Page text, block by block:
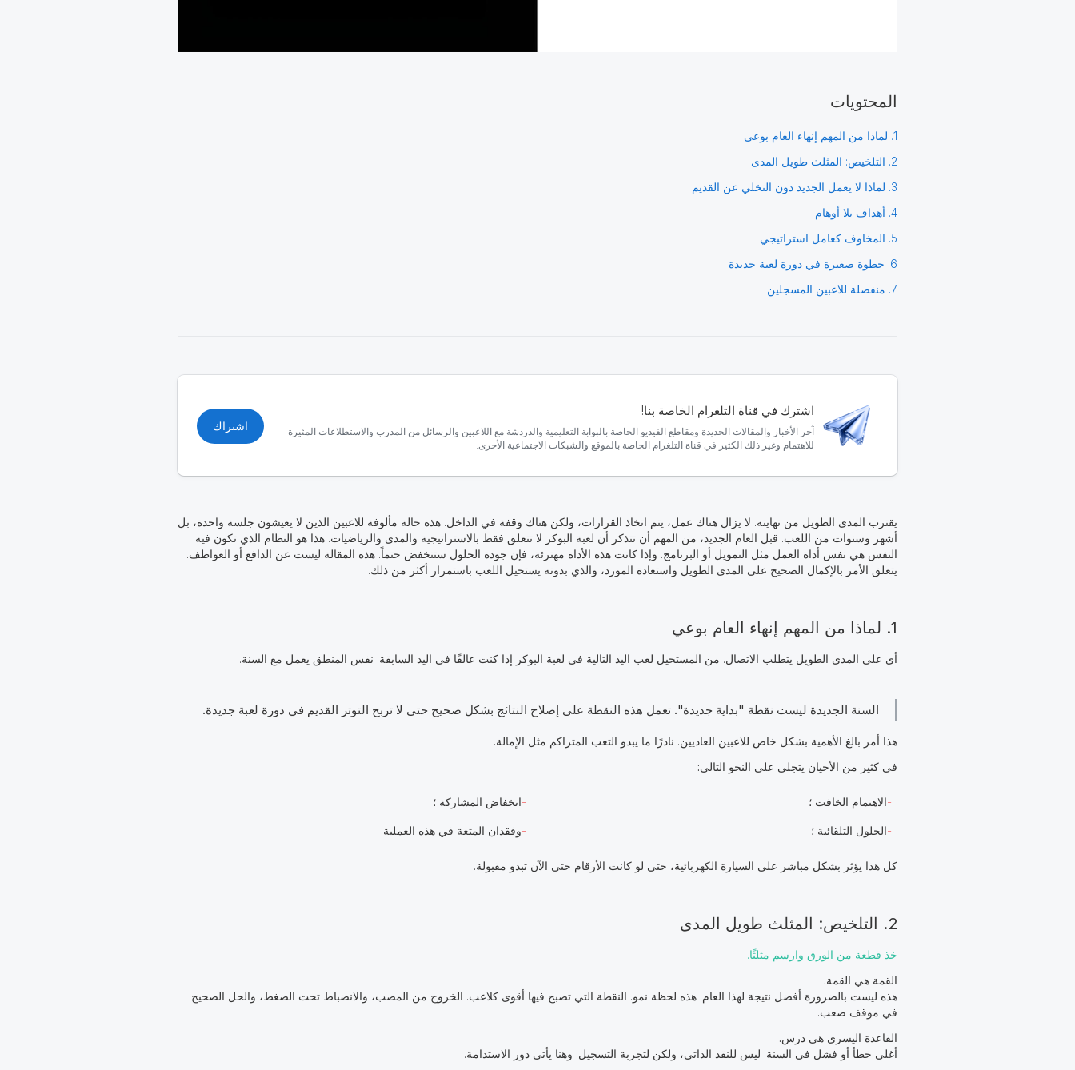
المحتويات
1. لماذا من المهم إنهاء العام بوعي
2. التلخيص: المثلث طويل المدى
3. لماذا لا يعمل الجديد دون التخلي عن القديم
4. أهداف بلا أوهام
5. المخاوف كعامل استراتيجي
6. خطوة صغيرة في دورة لعبة جديدة
7. منفصلة للاعبين المسجلين
اشترك في قناة التلغرام الخاصة بنا!
آخر الأخبار والمقالات الجديدة ومقاطع الفيديو الخاصة بالبوابة التعليمية والدردشة مع اللاعبين والرسائل من المدرب والاستطلاعات المثيرة
للاهتمام وغير ذلك الكثير في قناة التلغرام الخاصة بالموقع والشبكات الاجتماعية الأخرى.
اشتراك
يقترب المدى الطويل من نهايته. لا يزال هناك عمل، يتم اتخاذ القرارات، ولكن هناك وقفة في الداخل. هذه حالة مألوفة للاعبين الذين لا يعيشون جلسة واحدة، بل
أشهر وسنوات من اللعب. قبل العام الجديد، من المهم أن تتذكر أن لعبة البوكر لا تتعلق فقط بالاستراتيجية والمدى والرياضيات. هذا هو النظام الذي تكون فيه
النفس هي نفس أداة العمل مثل التمويل أو البرنامج. وإذا كانت هذه الأداة مهترئة، فإن جودة الحلول ستنخفض حتماً. هذه المقالة ليست عن الدافع أو العواطف.
يتعلق الأمر بالإكمال الصحيح على المدى الطويل واستعادة المورد، والذي بدونه يستحيل اللعب باستمرار أكثر من ذلك.
1. لماذا من المهم إنهاء العام بوعي
أي على المدى الطويل يتطلب الاتصال. من المستحيل لعب اليد التالية في لعبة البوكر إذا كنت عالقًا في اليد السابقة. نفس المنطق يعمل مع السنة.
السنة الجديدة ليست نقطة "بداية جديدة". تعمل هذه النقطة على إصلاح النتائج بشكل صحيح حتى لا تربح التوتر القديم في دورة لعبة جديدة.
هذا أمر بالغ الأهمية بشكل خاص للاعبين العاديين. نادرًا ما يبدو التعب المتراكم مثل الإمالة.
في كثير من الأحيان يتجلى على النحو التالي:
الاهتمام الخافت ؛
الحلول التلقائية ؛
انخفاض المشاركة ؛
وفقدان المتعة في هذه العملية.
كل هذا يؤثر بشكل مباشر على السيارة الكهربائية، حتى لو كانت الأرقام حتى الآن تبدو مقبولة.
2. التلخيص: المثلث طويل المدى
خذ قطعة من الورق وارسم مثلثًا.
القمة هي القمة.
هذه ليست بالضرورة أفضل نتيجة لهذا العام. هذه لحظة نمو. النقطة التي تصبح فيها أقوى كلاعب. الخروج من المصب، والانضباط تحت الضغط، والحل الصحيح
في موقف صعب.
القاعدة اليسرى هي درس.
أغلى خطأ أو فشل في السنة. ليس للنقد الذاتي، ولكن لتجربة التسجيل. وهنا يأتي دور الاستدامة.